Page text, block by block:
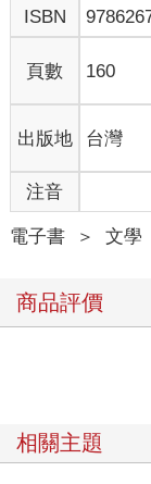
在你經過之前她將
她將輕聲笑著呼喚
還在回應她氣若游
再看一眼重門幽石。
醒來吧，記下戀人
從此以後，她的記
更多，在哭喊中，
【卓別林調調】
我們溫順調整自己
因為我們還是能愛
ISBN
頁數 160
出版地 台灣
注音
電子書 ＞ 文學
商品評價
相關主題